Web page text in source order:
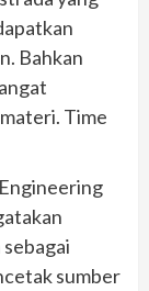
Bahkan
Time
sumber